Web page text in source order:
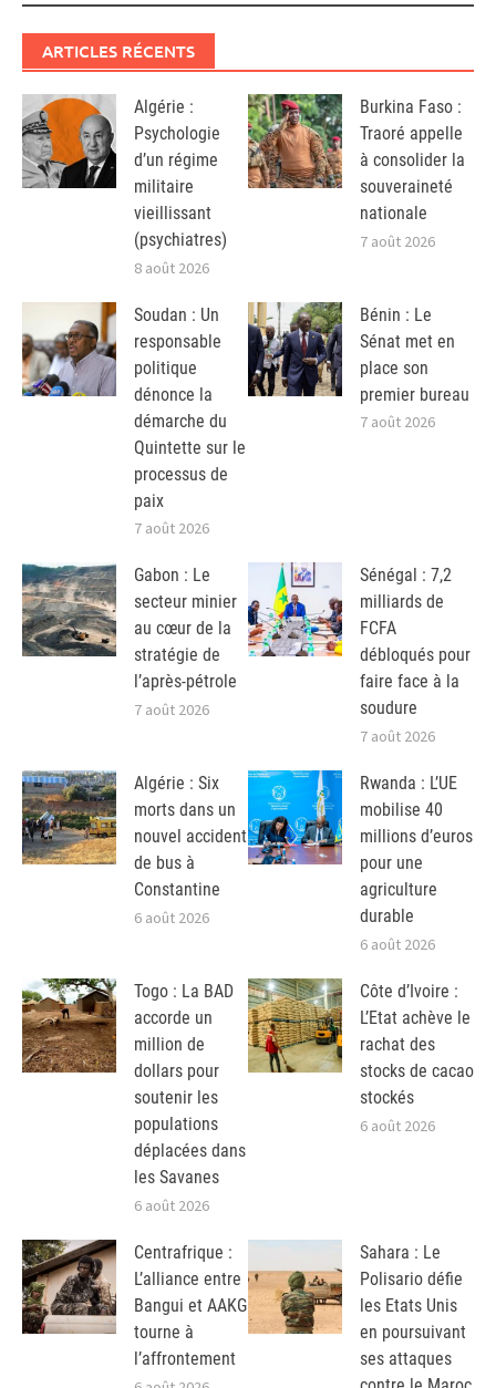
ARTICLES RÉCENTS
Algérie :
Psychologie
d’un régime
militaire
vieillissant
(psychiatres)
8 août 2026
Burkina Faso :
Traoré appelle
à consolider la
souveraineté
nationale
7 août 2026
Soudan : Un
responsable
politique
dénonce la
démarche du
Quintette sur le
processus de
paix
7 août 2026
Bénin : Le
Sénat met en
place son
premier bureau
7 août 2026
Gabon : Le
secteur minier
au cœur de la
stratégie de
l’après-pétrole
7 août 2026
Sénégal : 7,2
milliards de
FCFA
débloqués pour
faire face à la
soudure
7 août 2026
Algérie : Six
morts dans un
nouvel accident
de bus à
Constantine
6 août 2026
Rwanda : L’UE
mobilise 40
millions d’euros
pour une
agriculture
durable
6 août 2026
Togo : La BAD
accorde un
million de
dollars pour
soutenir les
populations
déplacées dans
les Savanes
6 août 2026
Côte d’Ivoire :
L’Etat achève le
rachat des
stocks de cacao
stockés
6 août 2026
Centrafrique :
L’alliance entre
Bangui et AAKG
tourne à
l’affrontement
Sahara : Le
Polisario défie
les Etats Unis
en poursuivant
ses attaques